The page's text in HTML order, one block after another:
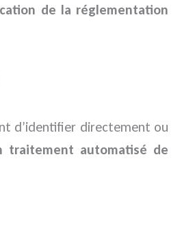
de la réglementation
d’identifier directement ou
traitement automatisé de